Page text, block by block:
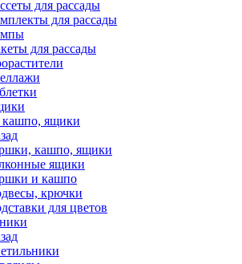
для рассады
для рассады
для рассады
ящики
кашпо, ящики
ящики
и кашпо
крючки
для цветов